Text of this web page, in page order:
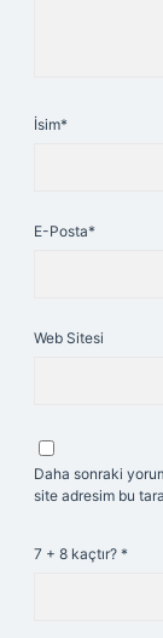
İsim*
E-Posta*
Web Sitesi
Daha sonraki
site adresim bu
7 + 8 kaçtır? *